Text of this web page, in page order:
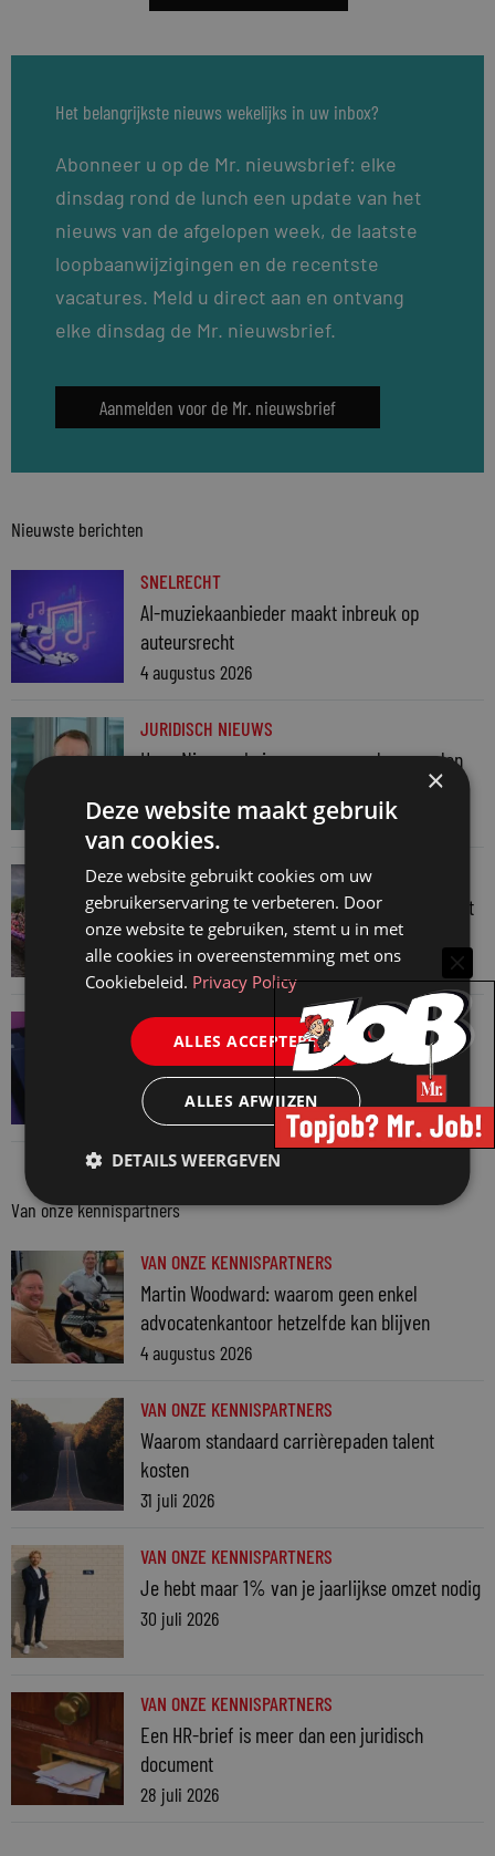
Het belangrijkste nieuws wekelijks in uw inbox?
Abonneer u op de Mr. nieuwsbrief: elke
dinsdag rond de lunch een update van het
nieuws van de afgelopen week, de laatste
loopbaanwijzigingen en de recentste
vacatures. Meld u direct aan en ontvang
elke dinsdag de Mr. nieuwsbrief.
Aanmelden voor de Mr. nieuwsbrief
Nieuwste berichten
SNELRECHT
AI-muziekaanbieder maakt inbreuk op
auteursrecht
4 augustus 2026
JURIDISCH NIEUWS
Hugo Nieuwenhuizen over puzzels, puzzelen
3 augustus 2026
JURIDISCH NIEUWS
Regenboognetwerk van de Rechtspraak vaart
mee met botenparade Pride
3 augustus 2026
JURIDISCH NIEUWS
Verschoningsgerechtigde info gemaakt door
AI? Dan niet langer vertrouwelijk
31 juli 2026
Van onze kennispartners
VAN ONZE KENNISPARTNERS
Martin Woodward: waarom geen enkel
advocatenkantoor hetzelfde kan blijven
4 augustus 2026
VAN ONZE KENNISPARTNERS
Waarom standaard carrièrepaden talent
kosten
31 juli 2026
VAN ONZE KENNISPARTNERS
Je hebt maar 1% van je jaarlijkse omzet nodig
30 juli 2026
VAN ONZE KENNISPARTNERS
Een HR-brief is meer dan een juridisch
document
28 juli 2026
×
Deze website maakt gebruik
van cookies.
Deze website gebruikt cookies om uw
gebruikerservaring te verbeteren. Door
onze website te gebruiken, stemt u in met
alle cookies in overeenstemming met ons
Cookiebeleid. Privacy Policy
ALLES ACCEPTEREN
ALLES AFWIJZEN
DETAILS WEERGEVEN